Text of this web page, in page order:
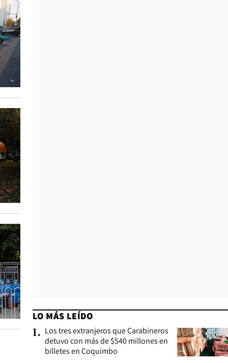
LO MÁS LEÍDO
1. Los tres extranjeros que Carabineros
detuvo con más de $540 millones en
billetes en Coquimbo